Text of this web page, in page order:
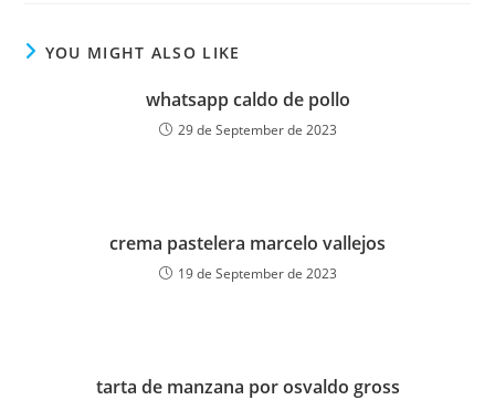
YOU MIGHT ALSO LIKE
whatsapp caldo de pollo
29 de September de 2023
crema pastelera marcelo vallejos
19 de September de 2023
tarta de manzana por osvaldo gross